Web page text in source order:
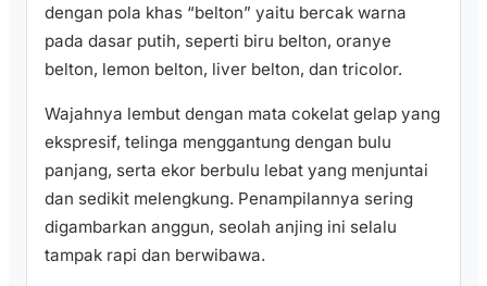
dengan pola khas “belton” yaitu bercak warna
pada dasar putih, seperti biru belton, oranye
belton, lemon belton, liver belton, dan tricolor.
Wajahnya lembut dengan mata cokelat gelap yang
ekspresif, telinga menggantung dengan bulu
panjang, serta ekor berbulu lebat yang menjuntai
dan sedikit melengkung. Penampilannya sering
digambarkan anggun, seolah anjing ini selalu
tampak rapi dan berwibawa.